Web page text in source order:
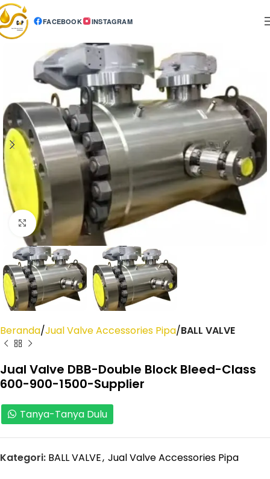
FACEBOOK INSTAGRAM
Click to enlarge
Beranda Jual Valve Accessories Pipa BALL VALVE
Jual Valve DBB-Double Block Bleed-Class
600-900-1500-Supplier
Tanya-Tanya Dulu
Kategori: BALL VALVE, Jual Valve Accessories Pipa